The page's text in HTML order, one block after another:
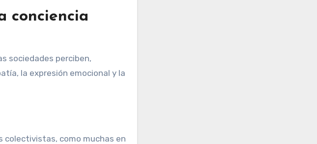
conciencia
sociedades perciben,
la expresión emocional y la
colectivistas, como muchas en